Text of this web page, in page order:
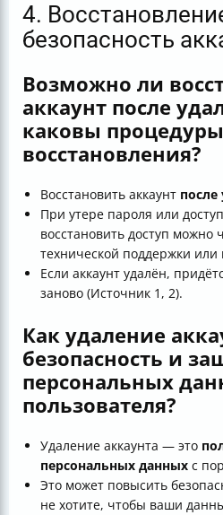
4.
безопасность
Возможно ли
аккаунт после
каковы
восстановления?
Восстановить аккаунт после
При утере пароля или
восстановить доступ можно
технической поддержки
Если аккаунт удалён,
заново (Источник 1, 2).
Как удаление
безопасность и
персональных
пользователя?
Удаление аккаунта — это
персональных данных с
Это может повысить
не хотите, чтобы ваши